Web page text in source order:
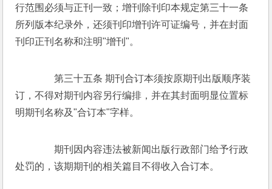
行范围必须与正刊一致；增刊除刊印本规定第三十一条
所列版本纪录外，还须刊印增刊许可证编号，并在封面
刊印正刊名称和注明"增刊"。
第三十五条 期刊合订本须按原期刊出版顺序装
订，不得对期刊内容另行编排，并在其封面明显位置标
明期刊名称及"合订本"字样。
期刊因内容违法被新闻出版行政部门给予行政
处罚的，该期期刊的相关篇目不得收入合订本。